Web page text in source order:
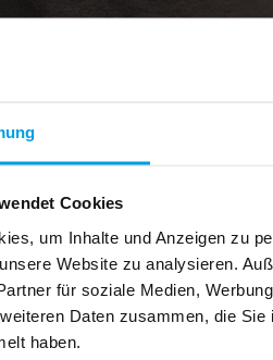
Cookies
um Inhalte und Anzeigen zu
Website zu analysieren.
für soziale Medien,
Daten zusammen, die
haben.